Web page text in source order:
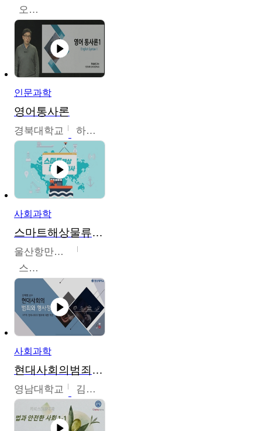
오주원
인문과학
영어통사론
경북대학교 하승완
사회과학
스마트해상물류관리사 교육과정2
울산항만공사
스마트해상물류관리사 교육위원회
사회과학
현대사회의범죄와형사정책
영남대학교 김혜정